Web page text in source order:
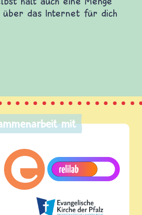
Spiele und Filme auf
dich mit anderen
etliches mehr.
mit